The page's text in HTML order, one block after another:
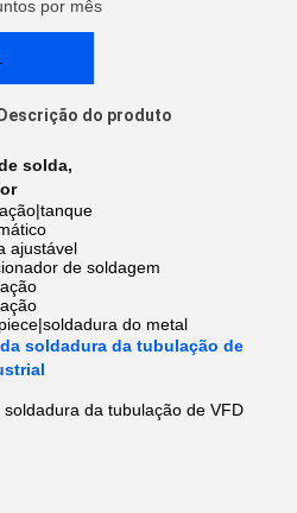
por mês
Descrição do produto
solda,
ajustável
de soldagem
do metal
soldadura da tubulação de
da tubulação de VFD